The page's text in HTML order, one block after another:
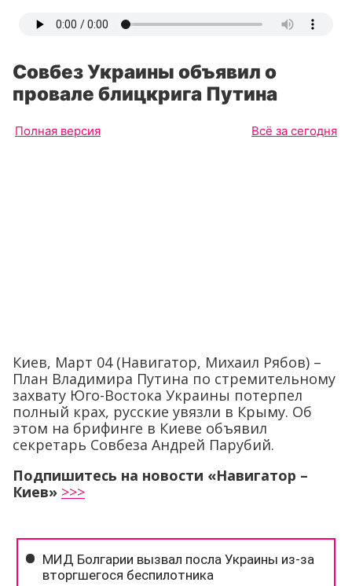
Совбез Украины объявил о
провале блицкрига Путина
Полная версия Всё за сегодня
Киев, Март 04 (Навигатор, Михаил Рябов) –
План Владимира Путина по стремительному
захвату Юго-Востока Украины потерпел
полный крах, русские увязли в Крыму. Об
этом на брифинге в Киеве объявил
секретарь Совбеза Андрей Парубий.
Подпишитесь на новости «Навигатор –
Киев» >>>